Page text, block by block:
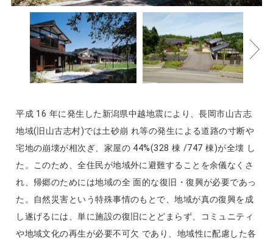
平成 16 年に発生した新潟県中越地震により、長岡市山古志
地域(旧山古志村)では土砂崩 れ等の発生による道路の寸断や
宅地の崩壊が相次ぎ、家屋の 44%(328 棟 /747 棟)が全壊 し
た。このため、全住民が地域外に避難することを余儀なくさ
れ、帰郷のためには地域の全 面的な復旧・復興が必要であっ
た。自然災害という特殊事情のもとで、地域が真の復興を成
し遂げるには、単に施設の復旧にとどまらず、コミュニティ
や地域文化の再生が必要不可欠 であり、地域性に配慮した各